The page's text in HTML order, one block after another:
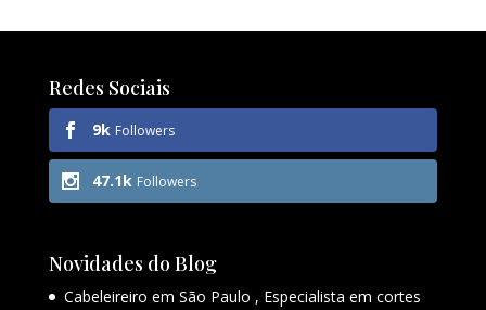
Redes Sociais
9k Followers
47.1k Followers
Novidades do Blog
Cabeleireiro em São Paulo , Especialista em cortes